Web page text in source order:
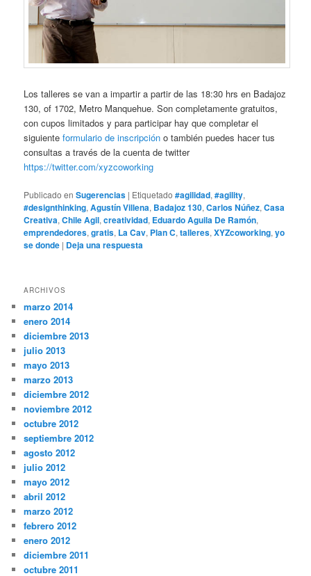
Los talleres se van a impartir a partir de las 18:30 hrs en Badajoz
130, of 1702, Metro Manquehue. Son completamente gratuitos,
con cupos limitados y para participar hay que completar el
siguienteformulario de inscripción o también puedes hacer tus
consultas a través de la cuenta de twitter
https://twitter.com/xyzcoworking
Publicado en Sugerencias | Etiquetado #agilidad,#agility,
#designthinking,Agustín Villena, Badajoz 130,Carlos Núñez,Casa
Creativa,Chile Agil,creatividad, Eduardo Aguila De Ramón,
emprendedores,gratis, La Cav, Plan C,talleres,XYZcoworking,yo
se donde | Deja una respuesta
ARCHIVOS
marzo 2014
enero 2014
diciembre 2013
julio 2013
mayo 2013
marzo 2013
diciembre 2012
noviembre 2012
octubre 2012
septiembre 2012
agosto 2012
julio 2012
mayo 2012
abril 2012
marzo 2012
febrero 2012
enero 2012
diciembre 2011
octubre 2011